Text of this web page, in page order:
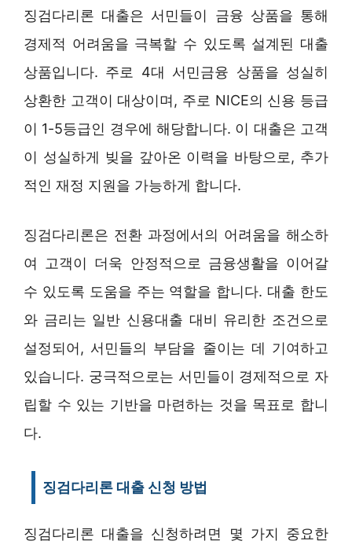
징검다리론 대출은 서민들이 금융 상품을 통해
경제적 어려움을 극복할 수 있도록 설계된 대출
상품입니다. 주로 4대 서민금융 상품을 성실히
상환한 고객이 대상이며, 주로 NICE의 신용 등급
이 1-5등급인 경우에 해당합니다. 이 대출은 고객
이 성실하게 빚을 갚아온 이력을 바탕으로, 추가
적인 재정 지원을 가능하게 합니다.
징검다리론은 전환 과정에서의 어려움을 해소하
여 고객이 더욱 안정적으로 금융생활을 이어갈
수 있도록 도움을 주는 역할을 합니다. 대출 한도
와 금리는 일반 신용대출 대비 유리한 조건으로
설정되어, 서민들의 부담을 줄이는 데 기여하고
있습니다. 궁극적으로는 서민들이 경제적으로 자
립할 수 있는 기반을 마련하는 것을 목표로 합니
다.
징검다리론 대출 신청 방법
징검다리론 대출을 신청하려면 몇 가지 중요한